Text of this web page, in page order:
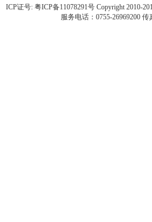
ICP证号: 粤ICP备11078291号 Copyright 2010-
服务电话：0755-26969200 传